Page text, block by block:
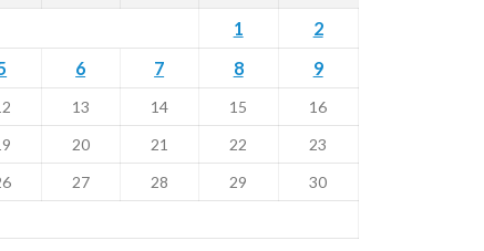
1
2
6 7 8 9
13 14 15
16
20 21 22
23
27 28 29
30